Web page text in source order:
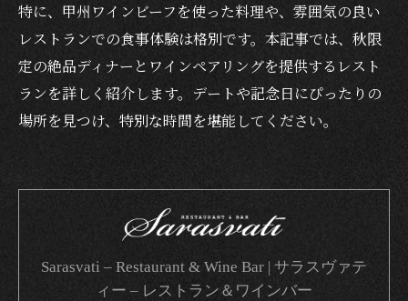
特に、甲州ワインビーフを使った料理や、雰囲気の良い
レストランでの食事体験は格別です。本記事では、秋限
定の絶品ディナーとワインペアリングを提供するレスト
ランを詳しく紹介します。デートや記念日にぴったりの
場所を見つけ、特別な時間を堪能してください。
Sarasvati – Restaurant & Wine Bar | サラスヴァテ
ィー – レストラン＆ワインバー